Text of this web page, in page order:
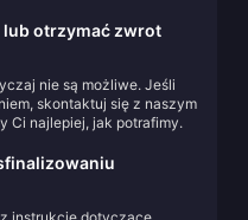
lub otrzymać zwrot
nie są możliwe. Jeśli
skontaktuj się z naszym
Ci najlepiej, jak potrafimy.